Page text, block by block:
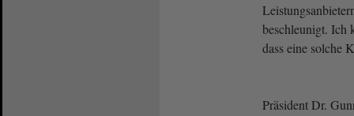
beschleunigt. Ich
dass eine solche
Präsident Dr.